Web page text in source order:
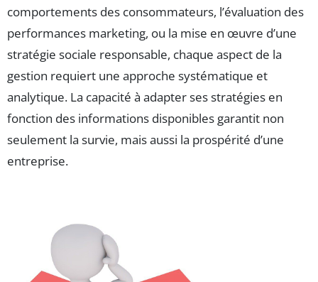
comportements des consommateurs, l’évaluation des
performances marketing, ou la mise en œuvre d’une
stratégie sociale responsable, chaque aspect de la
gestion requiert une approche systématique et
analytique. La capacité à adapter ses stratégies en
fonction des informations disponibles garantit non
seulement la survie, mais aussi la prospérité d’une
entreprise.